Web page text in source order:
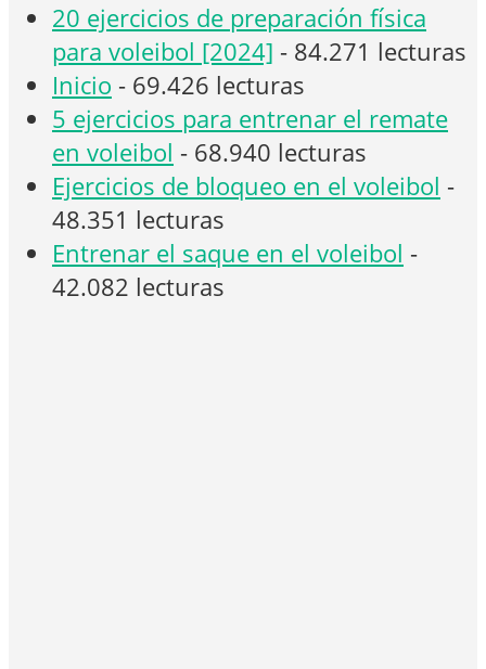
20 ejercicios de preparación física
para voleibol [2024] - 84.271 lecturas
Inicio - 69.426 lecturas
5 ejercicios para entrenar el remate
en voleibol - 68.940 lecturas
Ejercicios de bloqueo en el voleibol -
48.351 lecturas
Entrenar el saque en el voleibol -
42.082 lecturas